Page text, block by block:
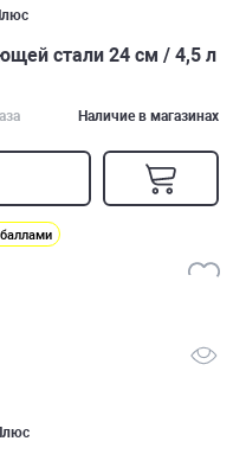
стали 24 см / 4,5 л
Наличие в магазинах